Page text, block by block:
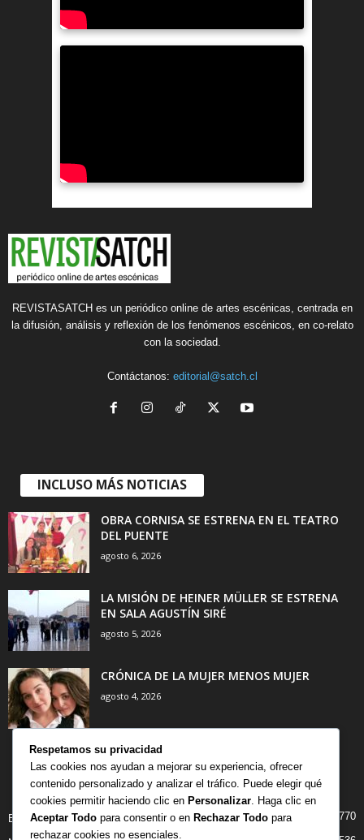
REVISTASATCH es un periódico online de artes escénicas, centrada en
la difusión, análisis y reflexión de los fenómenos escénicos, en co-relato
con la sociedad.
Contáctanos: editorial@satch.cl
INCLUSO MÁS NOTICIAS
OBRA CORNISA SE ESTRENA EN EL TEATRO
DEL PUENTE
agosto 6, 2026
LA MISIÓN DE HEINER MÜLLER SE ESTRENA
EN SALA AGUSTÍN SIRÉ
agosto 5, 2026
CRÓNICA DE LA MUJER MENOS MUJER
agosto 4, 2026
CATEGORÍA POPULAR
BIBLIOTECA 770
Respetamos su privacidad
Las cookies nos ayudan a mejorar su experiencia, ofrecer
contenido personalizado y analizar el tráfico. Puede elegir qué
cookies permitir haciendo clic en Personalizar . Haga clic en
Aceptar Todo para consentir o en Rechazar Todo para
rechazar cookies no esenciales.